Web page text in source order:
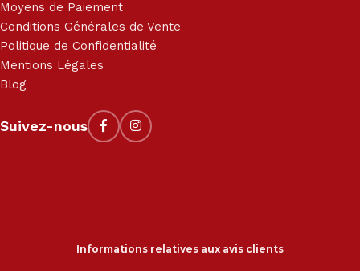
Moyens de Paiement
Conditions Générales de Vente
Politique de Confidentialité
Mentions Légales
Blog
Suivez-nous
Informations relatives aux avis clients